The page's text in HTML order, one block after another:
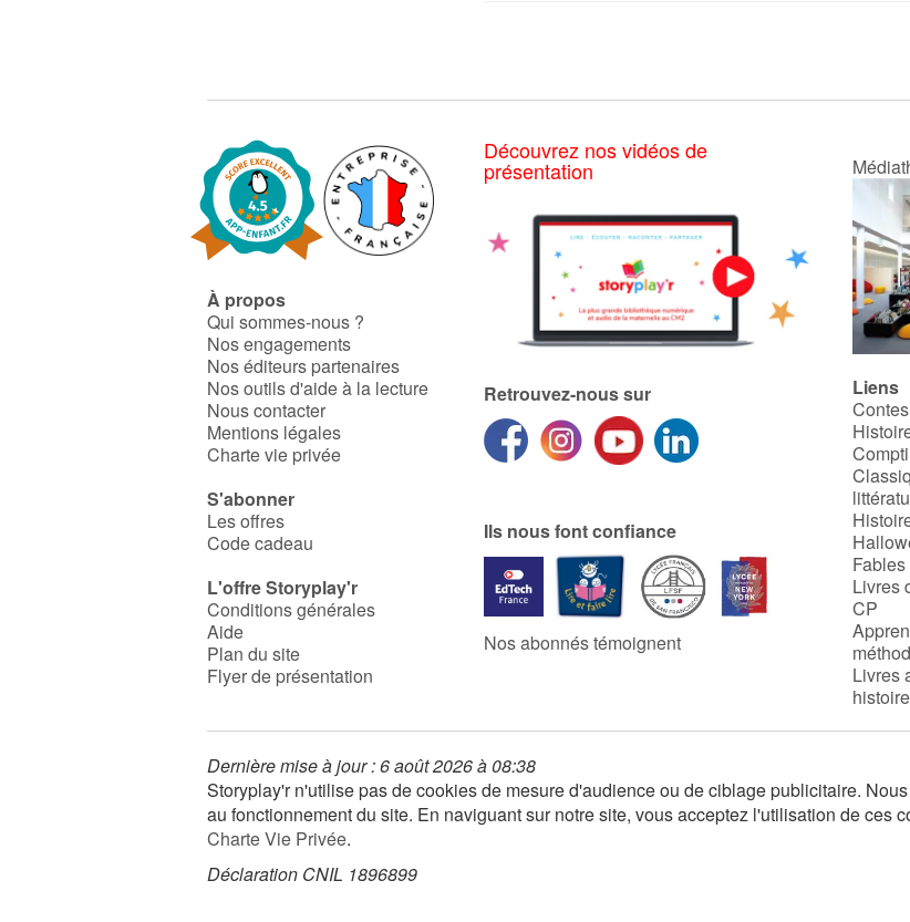
À propos
Qui sommes-nous ?
Nos engagements
Nos éditeurs partenaires
Nos outils d'aide à la lecture
Nous contacter
Mentions légales
Charte vie privée
S'abonner
Les offres
Code cadeau
L'offre Storyplay'r
Conditions générales
Aide
Plan du site
Flyer de présentation
Découvrez nos vidéos de
présentation
Retrouvez-nous sur
Ils nous font confiance
Nos abonnés témoignent
Liens
Livres
CP
Livres
Dernière mise à jour : 6 août 2026 à 08:38
Storyplay'r n'utilise pas de cookies de mesure d'audience ou de ciblage publicitaire.
au fonctionnement du site. En naviguant sur notre site, vous acceptez l'utilisation de ces
Charte Vie Privée.
Déclaration CNIL 1896899